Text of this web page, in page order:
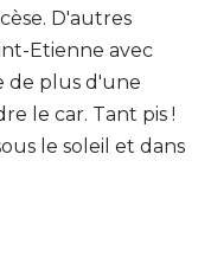
D'autres
Etienne avec
de plus d'une
le car. Tant pis !
le soleil et dans